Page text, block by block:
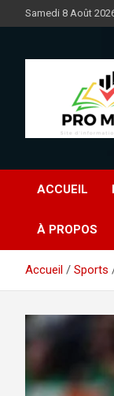
au
Samedi 8 Août
ACCUEIL
À PROPOS
Accueil Sports